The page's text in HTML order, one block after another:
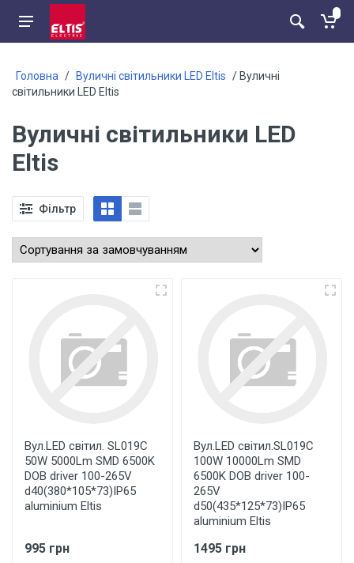
Головна / Вуличні світильники LED Eltis / Вуличні
світильники LED Eltis
Вуличні світильники LED
Eltis
Фільтр
Вул.LED світил. SL019C
50W 5000Lm SMD 6500K
DOB driver 100-265V
d40(380*105*73)IP65
aluminium Eltis
995 грн
Вул.LED світил.SL019C
100W 10000Lm SMD
6500K DOB driver 100-
265V
d50(435*125*73)IP65
aluminium Eltis
1495 грн